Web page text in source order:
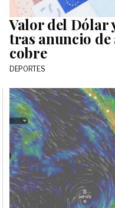
Valor del Dólar
tras anuncio
cobre
DEPORTES